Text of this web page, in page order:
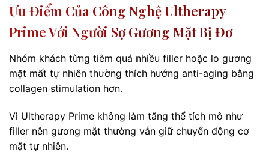
Ưu Điểm Của Công Nghệ Ultherapy
Prime Với Người Sợ Gương Mặt Bị Đơ
Nhóm khách từng tiêm quá nhiều filler hoặc lo gương
mặt mất tự nhiên thường thích hướng anti-aging bằng
collagen stimulation hơn.
Vì Ultherapy Prime không làm tăng thể tích mô như
filler nên gương mặt thường vẫn giữ chuyển động cơ
mặt tự nhiên.